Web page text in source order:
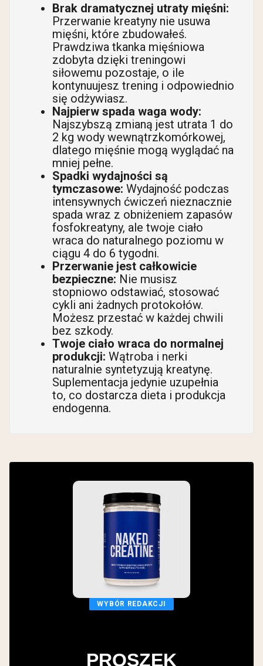
Brak dramatycznej utraty mięśni:
Przerwanie kreatyny nie usuwa
mięśni, które zbudowałeś.
Prawdziwa tkanka mięśniowa
zdobyta dzięki treningowi
siłowemu pozostaje, o ile
kontynuujesz trening i odpowiednio
się odżywiasz.
Najpierw spada waga wody:
Najszybszą zmianą jest utrata 1 do
2 kg wody wewnątrzkomórkowej,
dlatego mięśnie mogą wyglądać na
mniej pełne.
Spadki wydajności są
tymczasowe: Wydajność podczas
intensywnych ćwiczeń nieznacznie
spada wraz z obniżeniem zapasów
fosfokreatyny, ale twoje ciało
wraca do naturalnego poziomu w
ciągu 4 do 6 tygodni.
Przerwanie jest całkowicie
bezpieczne: Nie musisz
stopniowo odstawiać, stosować
cykli ani żadnych protokołów.
Możesz przestać w każdej chwili
bez szkody.
Twoje ciało wraca do normalnej
produkcji: Wątroba i nerki
naturalnie syntetyzują kreatynę.
Suplementacja jedynie uzupełnia
to, co dostarcza dieta i produkcja
endogenna.
WYBÓR REDAKCJI
PROSZEK